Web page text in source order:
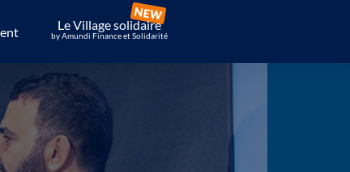
Le Village solidaire
by Amundi Finance et Solidarité